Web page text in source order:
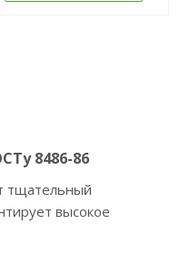
8486-86
тщательный
высокое